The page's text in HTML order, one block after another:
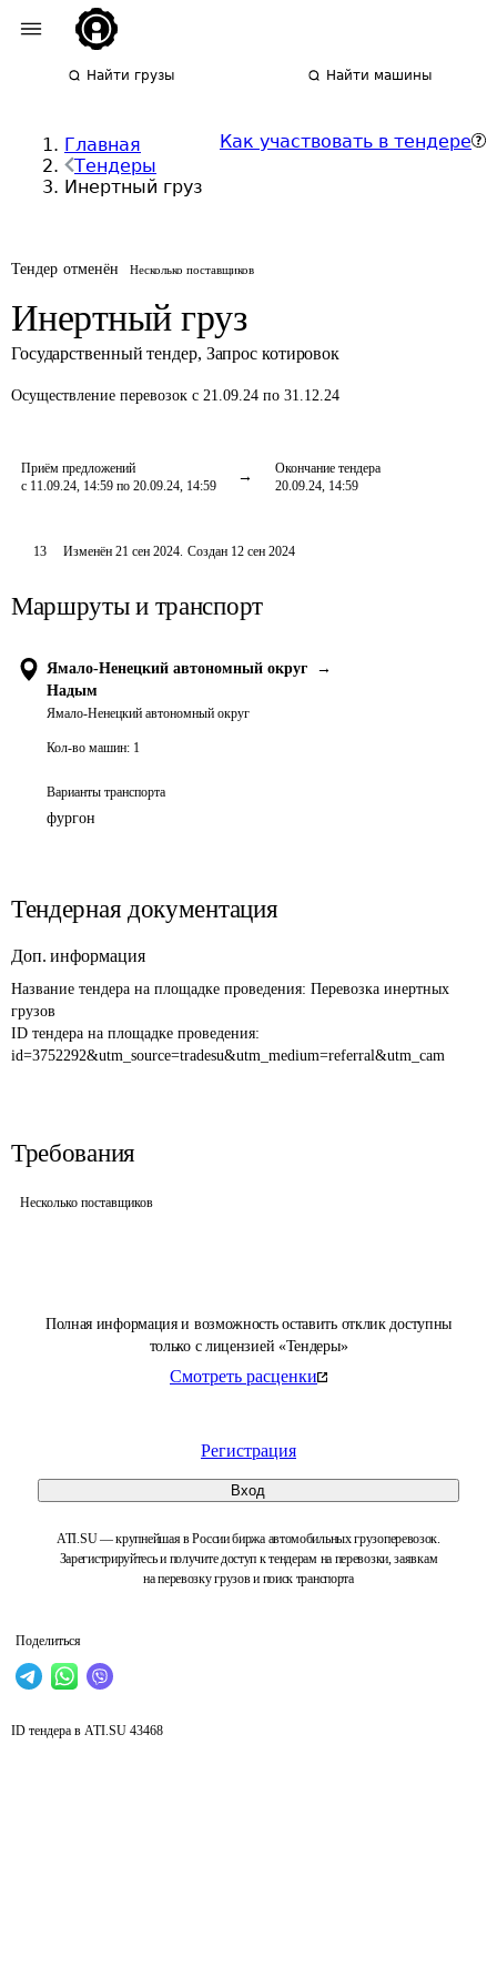
Найти грузы Найти машины
Главная
Тендеры
Инертный груз
Как участвовать в тендере
Тендер отменён Несколько поставщиков
Инертный груз
Государственный тендер, Запрос котировок
Осуществление перевозок с 21.09.24 по 31.12.24
Приём предложений
с 11.09.24, 14:59 по 20.09.24, 14:59
Окончание тендера
20.09.24, 14:59
Полная информация и возможность оставить отклик доступны
только с лицензией «Тендеры»
Смотреть расценки
Регистрация
Вход
ATI.SU — крупнейшая в России биржа автомобильных грузоперевозок.
Зарегистрируйтесь и получите доступ к тендерам на перевозки, заявкам
на перевозку грузов и поиск транспорта
Поделиться
13 Изменён21 сен 2024. Создан 12 сен 2024
Маршруты и транспорт
Ямало-Ненецкий автономный округ
→
Надым
Ямало-Ненецкий автономный округ
Кол-во машин: 1
Варианты транспорта
фургон
Тендерная документация
Доп. информация
Название тендера на площадке проведения: Перевозка инертных
грузов
ID тендера на площадке проведения:
id=3752292&utm_source=tradesu&utm_medium=referral&utm_cam
Требования
Несколько поставщиков
ID тендера в ATI.SU 43468